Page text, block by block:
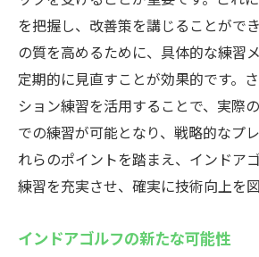
を把握し、改善策を講じることがで
の質を高めるために、具体的な練習
定期的に見直すことが効果的です。
ション練習を活用することで、実際
での練習が可能となり、戦略的なプ
れらのポイントを踏まえ、インドア
練習を充実させ、確実に技術向上を図
インドアゴルフの新たな可能性